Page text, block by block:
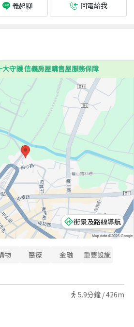
義起聊 回電給我
守護 信義房屋購售屋服務保障
街景及路線導航
物 醫療 金融 重要設施
5.9分鐘 /426m